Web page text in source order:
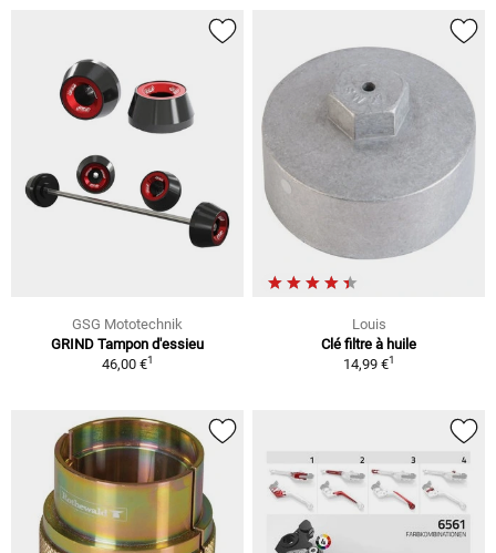
GSG Mototechnik
GRIND Tampon d'essieu
46,00 €1
Louis
Clé filtre à huile
14,99 €1